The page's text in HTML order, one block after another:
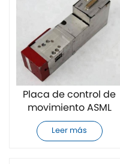
Placa de control de
movimiento ASML
4022.651.45761
completamente
Leer más